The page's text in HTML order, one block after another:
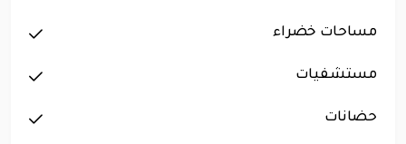
مساحات خضراء
مستشفيات
حضانات